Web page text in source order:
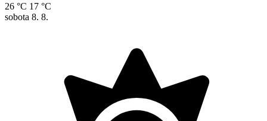
26 °C 17 °C
sobota 8. 8.